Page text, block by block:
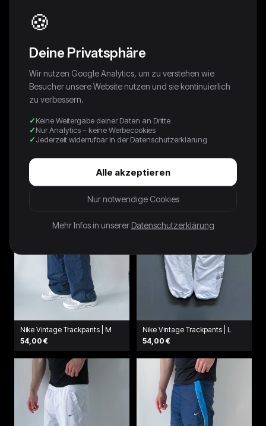
NIKE VINTAGE *PREMIUM*
TRACKPANTS | L
Nike Vintage Trackpants | M
62,00 €
Nike Vintage Trackpants | M
54,00 €
Nike Vintage Trackpants | L
54,00 €
🍪
Deine Privatsphäre
Wir nutzen Google Analytics, um zu verstehen wie
Besucher unsere Website nutzen und sie kontinuierlich
zu verbessern.
Keine Weitergabe deiner Daten an Dritte
Nur Analytics – keine Werbecookies
Jederzeit widerrufbar in der Datenschutzerklärung
Alle akzeptieren
Nur notwendige Cookies
Mehr Infos in unserer Datenschutzerklärung